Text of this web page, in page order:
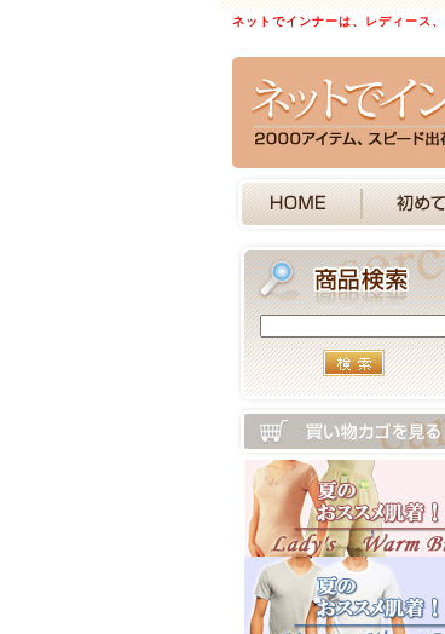
ネットでインナーは、レディース